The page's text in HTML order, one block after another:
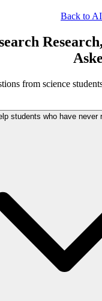
Back to AI
from science
students who have never